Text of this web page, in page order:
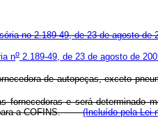
no 2.189-49, de 23 de agosto de
no 2.189-49, de 23 de agosto de
de autopeças, exceto
e será determinado
para a COFINS.(Incluído pela Lei